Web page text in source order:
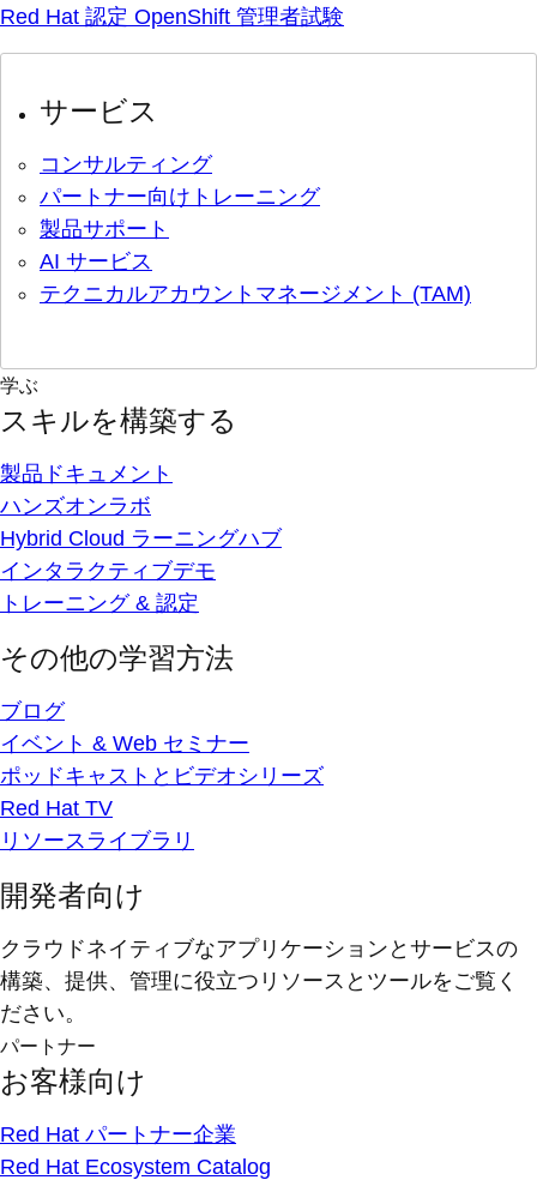
Red Hat 認定 OpenShift 管理者試験
サービス
コンサルティング
パートナー向けトレーニング
製品サポート
AI サービス
テクニカルアカウントマネージメント (TAM)
学ぶ
スキルを構築する
製品ドキュメント
ハンズオンラボ
Hybrid Cloud ラーニングハブ
インタラクティブデモ
トレーニング & 認定
その他の学習方法
ブログ
イベント & Web セミナー
ポッドキャストとビデオシリーズ
Red Hat TV
リソースライブラリ
開発者向け
クラウドネイティブなアプリケーションとサービスの
構築、提供、管理に役立つリソースとツールをご覧く
ださい。
パートナー
お客様向け
Red Hat パートナー企業
Red Hat Ecosystem Catalog